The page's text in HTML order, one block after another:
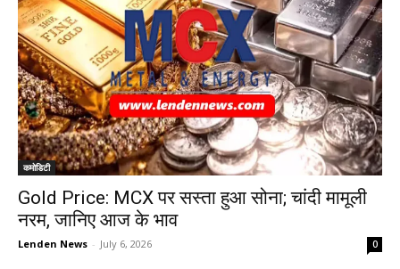
कमोडिटी
Gold Price: MCX पर सस्ता हुआ सोना; चांदी मामूली
नरम, जानिए आज के भाव
Lenden News - July 6, 2026 0